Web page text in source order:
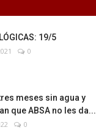
19/5
0
meses sin agua y
que ABSA no les da...
0